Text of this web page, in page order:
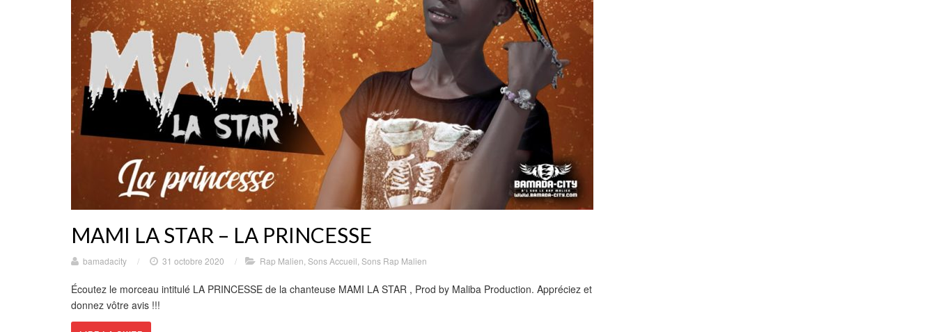
MAMI LA STAR – LA PRINCESSE
bamadacity / 31 octobre 2020 / Rap Malien Sons Accueil Sons Rap Malien
Écoutez le morceau intitulé LA PRINCESSE de la chanteuse MAMI LA STAR , Prod by Maliba Production. Appréciez et
donnez vôtre avis !!!